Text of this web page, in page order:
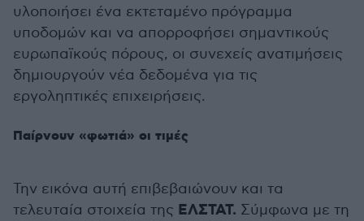
υλοποιήσει ένα εκτεταμένο πρόγραμμα
υποδομών και να απορροφήσει σημαντικούς
ευρωπαϊκούς πόρους, οι συνεχείς ανατιμήσεις
δημιουργούν νέα δεδομένα για τις
εργοληπτικές επιχειρήσεις.
Παίρνουν «φωτιά» οι τιμές
Την εικόνα αυτή επιβεβαιώνουν και τα
τελευταία στοιχεία της ΕΛΣΤΑΤ. Σύμφωνα με τη